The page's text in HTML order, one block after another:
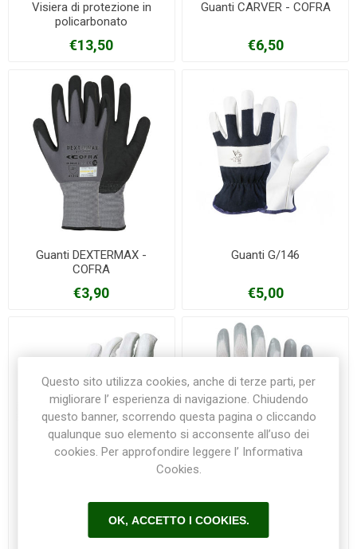
Visiera di protezione in
policarbonato
€13,50
Guanti CARVER - COFRA
€6,50
Guanti DEXTERMAX -
COFRA
€3,90
Guanti G/146
€5,00
Guanti G/148
€4,50
Guanti LABOUR - COFRA
€2,70
Questo sito utilizza cookies, anche di terze parti, per
migliorare l’ esperienza di navigazione. Chiudendo
questo banner, scorrendo questa pagina o cliccando
qualunque suo elemento si acconsente all’uso dei
cookies. Per approfondire leggere l’ Informativa
Cookies.
OK, ACCETTO I COOKIES.